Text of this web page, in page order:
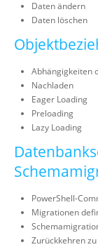
Daten ändern
Daten löschen
Abhängigkeiten
Nachladen
Eager Loading
Preloading
Lazy Loading
PowerShell-
Migrationen
Zurückkehren